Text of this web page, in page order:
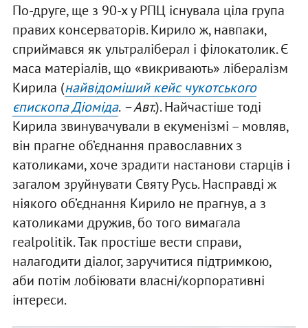
По-друге, ще з 90-х у РПЦ існувала ціла група
правих консерваторів. Кирило ж, навпаки,
сприймався як ультраліберал і філокатолик. Є
маса матеріалів, що «викривають» лібералізм
Кирила (найвідоміший кейс чукотського
єпископа Діоміда. – Авт.). Найчастіше тоді
Кирила звинувачували в екуменізмі – мовляв,
він прагне об’єднання православних з
католиками, хоче зрадити настанови старців і
загалом зруйнувати Святу Русь. Насправді ж
ніякого об’єднання Кирило не прагнув, а з
католиками дружив, бо того вимагала
realpolitik. Так простіше вести справи,
налагодити діалог, заручитися підтримкою,
аби потім лобіювати власні/корпоративні
інтереси.